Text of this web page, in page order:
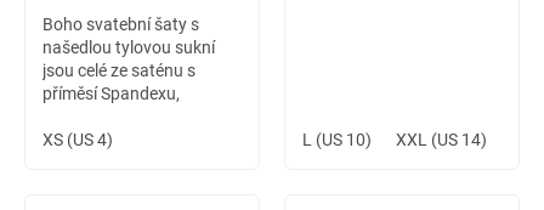
Boho svatební šaty s
našedlou tylovou sukní
jsou celé ze saténu s
příměsí Spandexu,
krajkovou aplikací na
XS (US 4) L (US 10) XXL (US 14)